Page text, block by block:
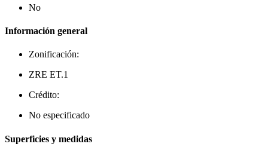
No
Información general
Zonificación:
ZRE ET.1
Crédito:
No especificado
Superficies y medidas